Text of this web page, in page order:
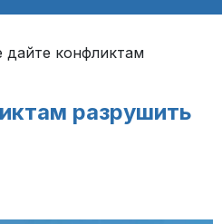
дайте конфликтам
разрушить